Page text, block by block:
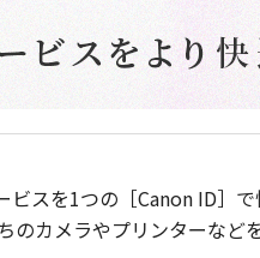
スを1つの［Canon ID］
カメラやプリンターな